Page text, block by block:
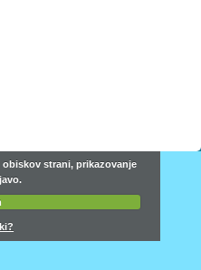
obiskov strani, prikazovanje